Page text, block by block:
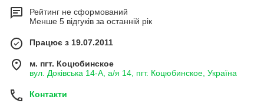
Рейтинг не сформований
Менше 5 відгуків за останній рік
Працює з 19.07.2011
м. пгт. Коцюбинское
вул. Доківська 14-А, а/я 14, пгт. Коцюбинское, Україна
Контакти